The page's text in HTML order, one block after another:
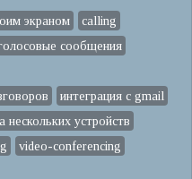
экраном
calling
сообщения
интеграция с gmail
устройств
video-conferencing